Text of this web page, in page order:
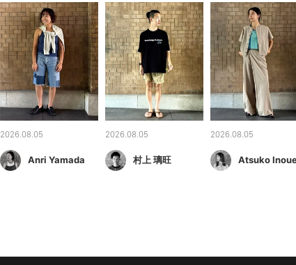
2026.08.05
Anri Yamada
2026.08.05
村上 璃旺
2026.08.05
Atsuko